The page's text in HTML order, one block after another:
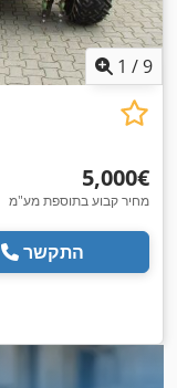
1 /9
‏5,000 ‏€
מחיר קבוע בתוספת מע"מ
התקשר